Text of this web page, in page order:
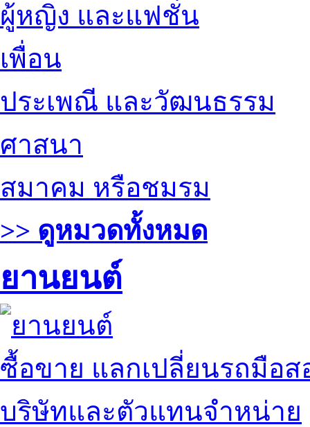
ผู้หญิง และแฟชั่น
เพื่อน
ประเพณี และวัฒนธรรม
ศาสนา
สมาคม หรือชมรม
>> ดูหมวดทั้งหมด
ยานยนต์
ซื้อขาย แลกเปลี่ยนรถมือส
บริษัทและตัวแทนจำหน่าย